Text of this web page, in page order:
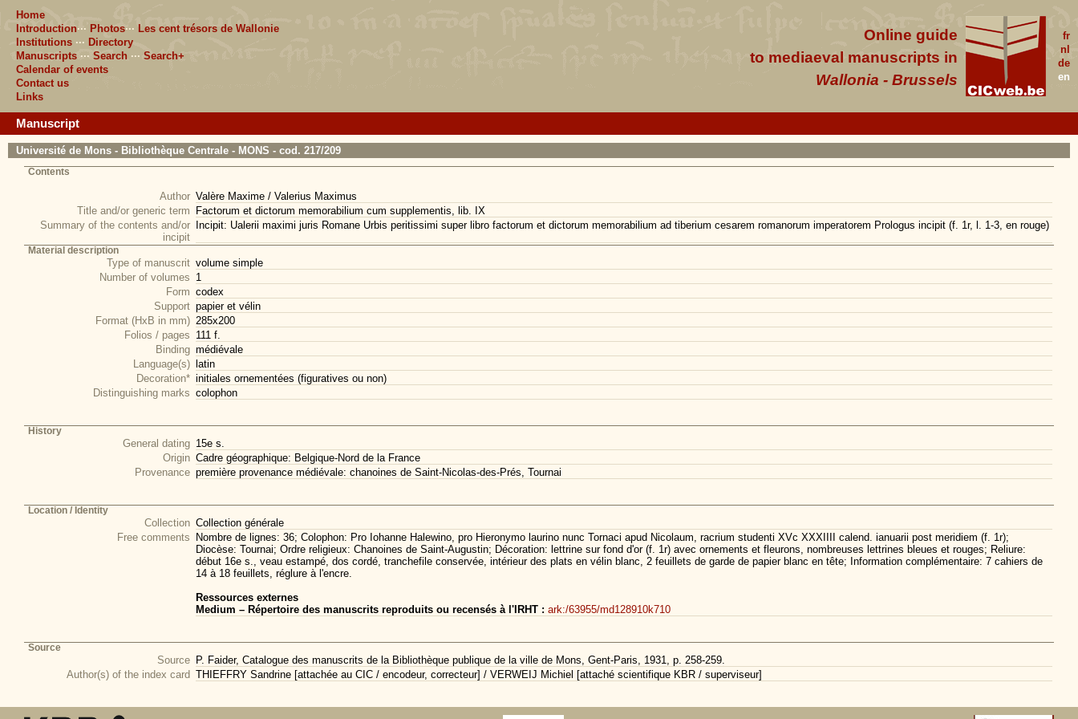
fr
nl
de
en
Online guide
to mediaeval manuscripts in
Wallonia - Brussels
Home
Introduction··· Photos··· Les cent trésors de Wallonie
Institutions ··· Directory
Manuscripts ··· Search ··· Search+
Calendar of events
Contact us
Links
Manuscript
Université de Mons - Bibliothèque Centrale - MONS - cod. 217/209
Contents
Author Valère Maxime / Valerius Maximus
Title and/or generic term
Factorum et dictorum memorabilium cum supplementis, lib. IX
Summary of the contents and/or
incipit
Incipit: Ualerii maximi juris Romane Urbis peritissimi super libro factorum et dictorum memorabilium ad tiberium cesarem romanorum imperatorem Prologus incipit (f. 1r, l. 1-3, en rouge)
Material description
Type of manuscrit volume simple
Number of volumes 1
Form codex
Support papier et vélin
Format (HxB in mm) 285x200
Folios / pages 111 f.
Binding médiévale
Language(s)
latin
Decoration* initiales ornementées (figuratives ou non)
Distinguishing marks colophon
History
General dating 15e s.
Origin Cadre géographique: Belgique-Nord de la France
Provenance première provenance médiévale: chanoines de Saint-Nicolas-des-Prés, Tournai
Location / Identity
Collection Collection générale
Free comments
Nombre de lignes: 36; Colophon: Pro Iohanne Halewino, pro Hieronymo laurino nunc Tornaci apud Nicolaum, racrium studenti XVc XXXIIII calend. ianuarii post meridiem (f. 1r);
Diocèse: Tournai; Ordre religieux: Chanoines de Saint-Augustin; Décoration: lettrine sur fond d'or (f. 1r) avec ornements et fleurons, nombreuses lettrines bleues et rouges; Reliure:
début 16e s., veau estampé, dos cordé, tranchefile conservée, intérieur des plats en vélin blanc, 2 feuillets de garde de papier blanc en tête; Information complémentaire: 7 cahiers de
14 à 18 feuillets, réglure à l'encre.
Ressources externes
Medium – Répertoire des manuscrits reproduits ou recensés à l'IRHT : ark:/63955/md128910k710
Source
Source P. Faider, Catalogue des manuscrits de la Bibliothèque publique de la ville de Mons, Gent-Paris, 1931, p. 258-259.
Author(s) of the index card THIEFFRY Sandrine [attachée au CIC / encodeur, correcteur] / VERWEIJ Michiel [attaché scientifique KBR / superviseur]